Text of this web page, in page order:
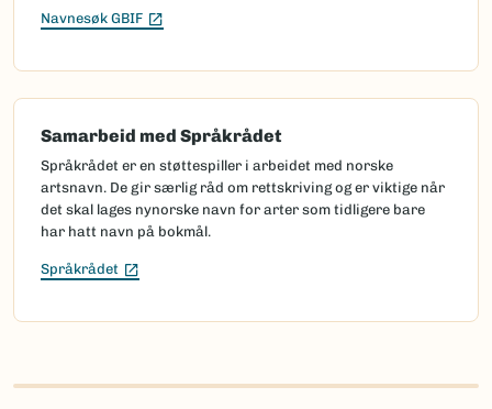
Navnesøk GBIF (Ekstern lenke)
Samarbeid med Språkrådet
Språkrådet er en støttespiller i arbeidet med norske
artsnavn. De gir særlig råd om rettskriving og er viktige når
det skal lages nynorske navn for arter som tidligere bare
har hatt navn på bokmål.
Språkrådet (Ekstern lenke)